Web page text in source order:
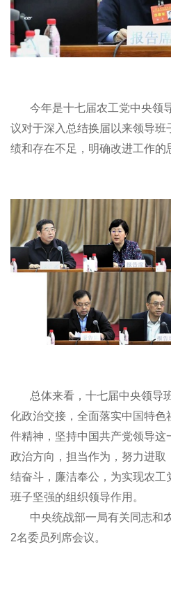
今年是十七届农工党中央领
议对于深入总结换届以来领导
绩和存在不足，明确改进工作的
总体来看，十七届中央领导
化政治交接，全面落实中国特色
件精神，坚持中国共产党领导这
政治方向，担当作为，努力进取
结奋斗，廉洁奉公，为实现农工
班子坚强的组织领导作用。
中央统战部一局有关同志和
2名委员列席会议。